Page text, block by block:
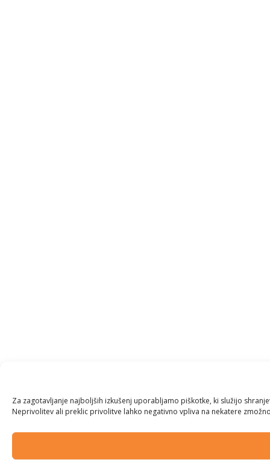
Za zagotavljanje najboljših izkušenj uporabljamo piškotke, ki služijo
Neprivolitev ali preklic privolitve lahko negativno vpliva na nekatere